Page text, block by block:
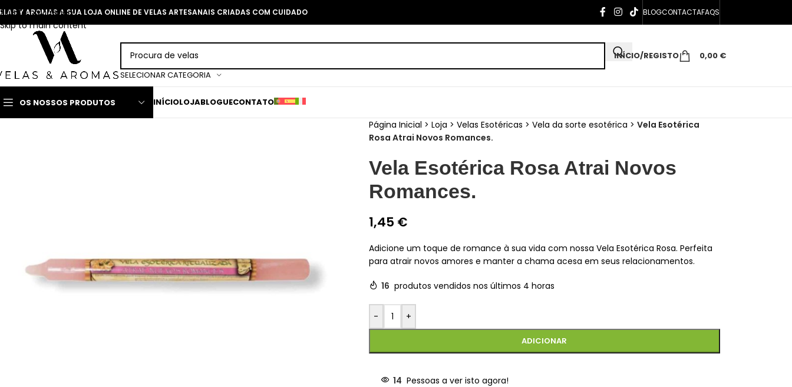
Skip to navigation
Skip to main content
Y AROMAS A SUA LOJA ONLINE DE VELAS ARTESANAIS CRIADAS COM CUIDADO BLOGCONTACTAFAQS
SELECIONAR CATEGORIA
INÍCIO/REGISTO 0,00 €
OS NOSSOS PRODUTOS INÍCIOLOJABLOGUECONTATO
Página Inicial > Loja > Velas Esotéricas > Vela da sorte esotérica > Vela Esotérica
Rosa Atrai Novos Romances.
Vela Esotérica Rosa Atrai Novos
Romances.
1,45 €
Adicione um toque de romance à sua vida com nossa Vela Esotérica Rosa. Perfeita
para atrair novos amores e manter a chama acesa em seus relacionamentos.
16 produtos vendidos nos últimos 4 horas
- +
ADICIONAR
14 Pessoas a ver isto agora!